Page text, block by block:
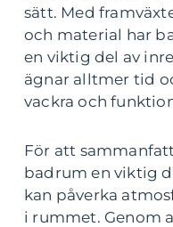
sätt. Med
och material har
en viktig del av
ägnar alltmer tid
vackra och
För att
badrum en viktig
kan påverka
i rummet. Genom